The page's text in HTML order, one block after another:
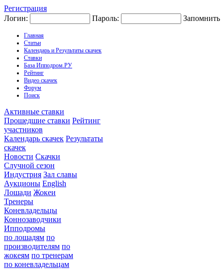
Регистрация
Логин:
Пароль: Запомнить
Главная
Статьи
Календарь и Результаты скачек
Ставки
База Ипподром.РУ
Рейтинг
Видео скачек
Форум
Поиск
Активные ставки
Прошедшие ставки Рейтинг
участников
Календарь скачек Результаты
скачек
Новости Скачки
Случной сезон
Индустрия Зал славы
Аукционы English
Лошади Жокеи
Тренеры
Коневладельцы
Коннозаводчики
Ипподромы
по лошадям по
производителям по
жокеям по тренерам
по коневладельцам